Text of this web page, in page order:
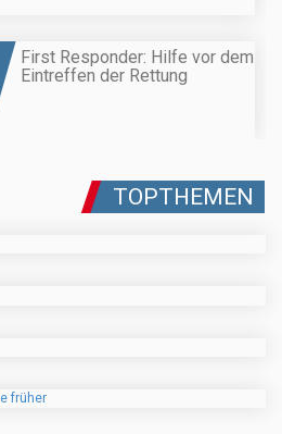
First Responder: Hilfe vor dem
Eintreffen der Rettung
TOPTHEMEN